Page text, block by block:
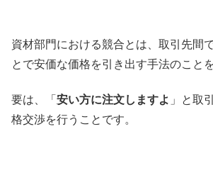
資材部門における競合とは、取引先間
とで安価な価格を引き出す手法のこと
要は、「 安い方に注文しますよ 」と取
格交渉を行うことです。